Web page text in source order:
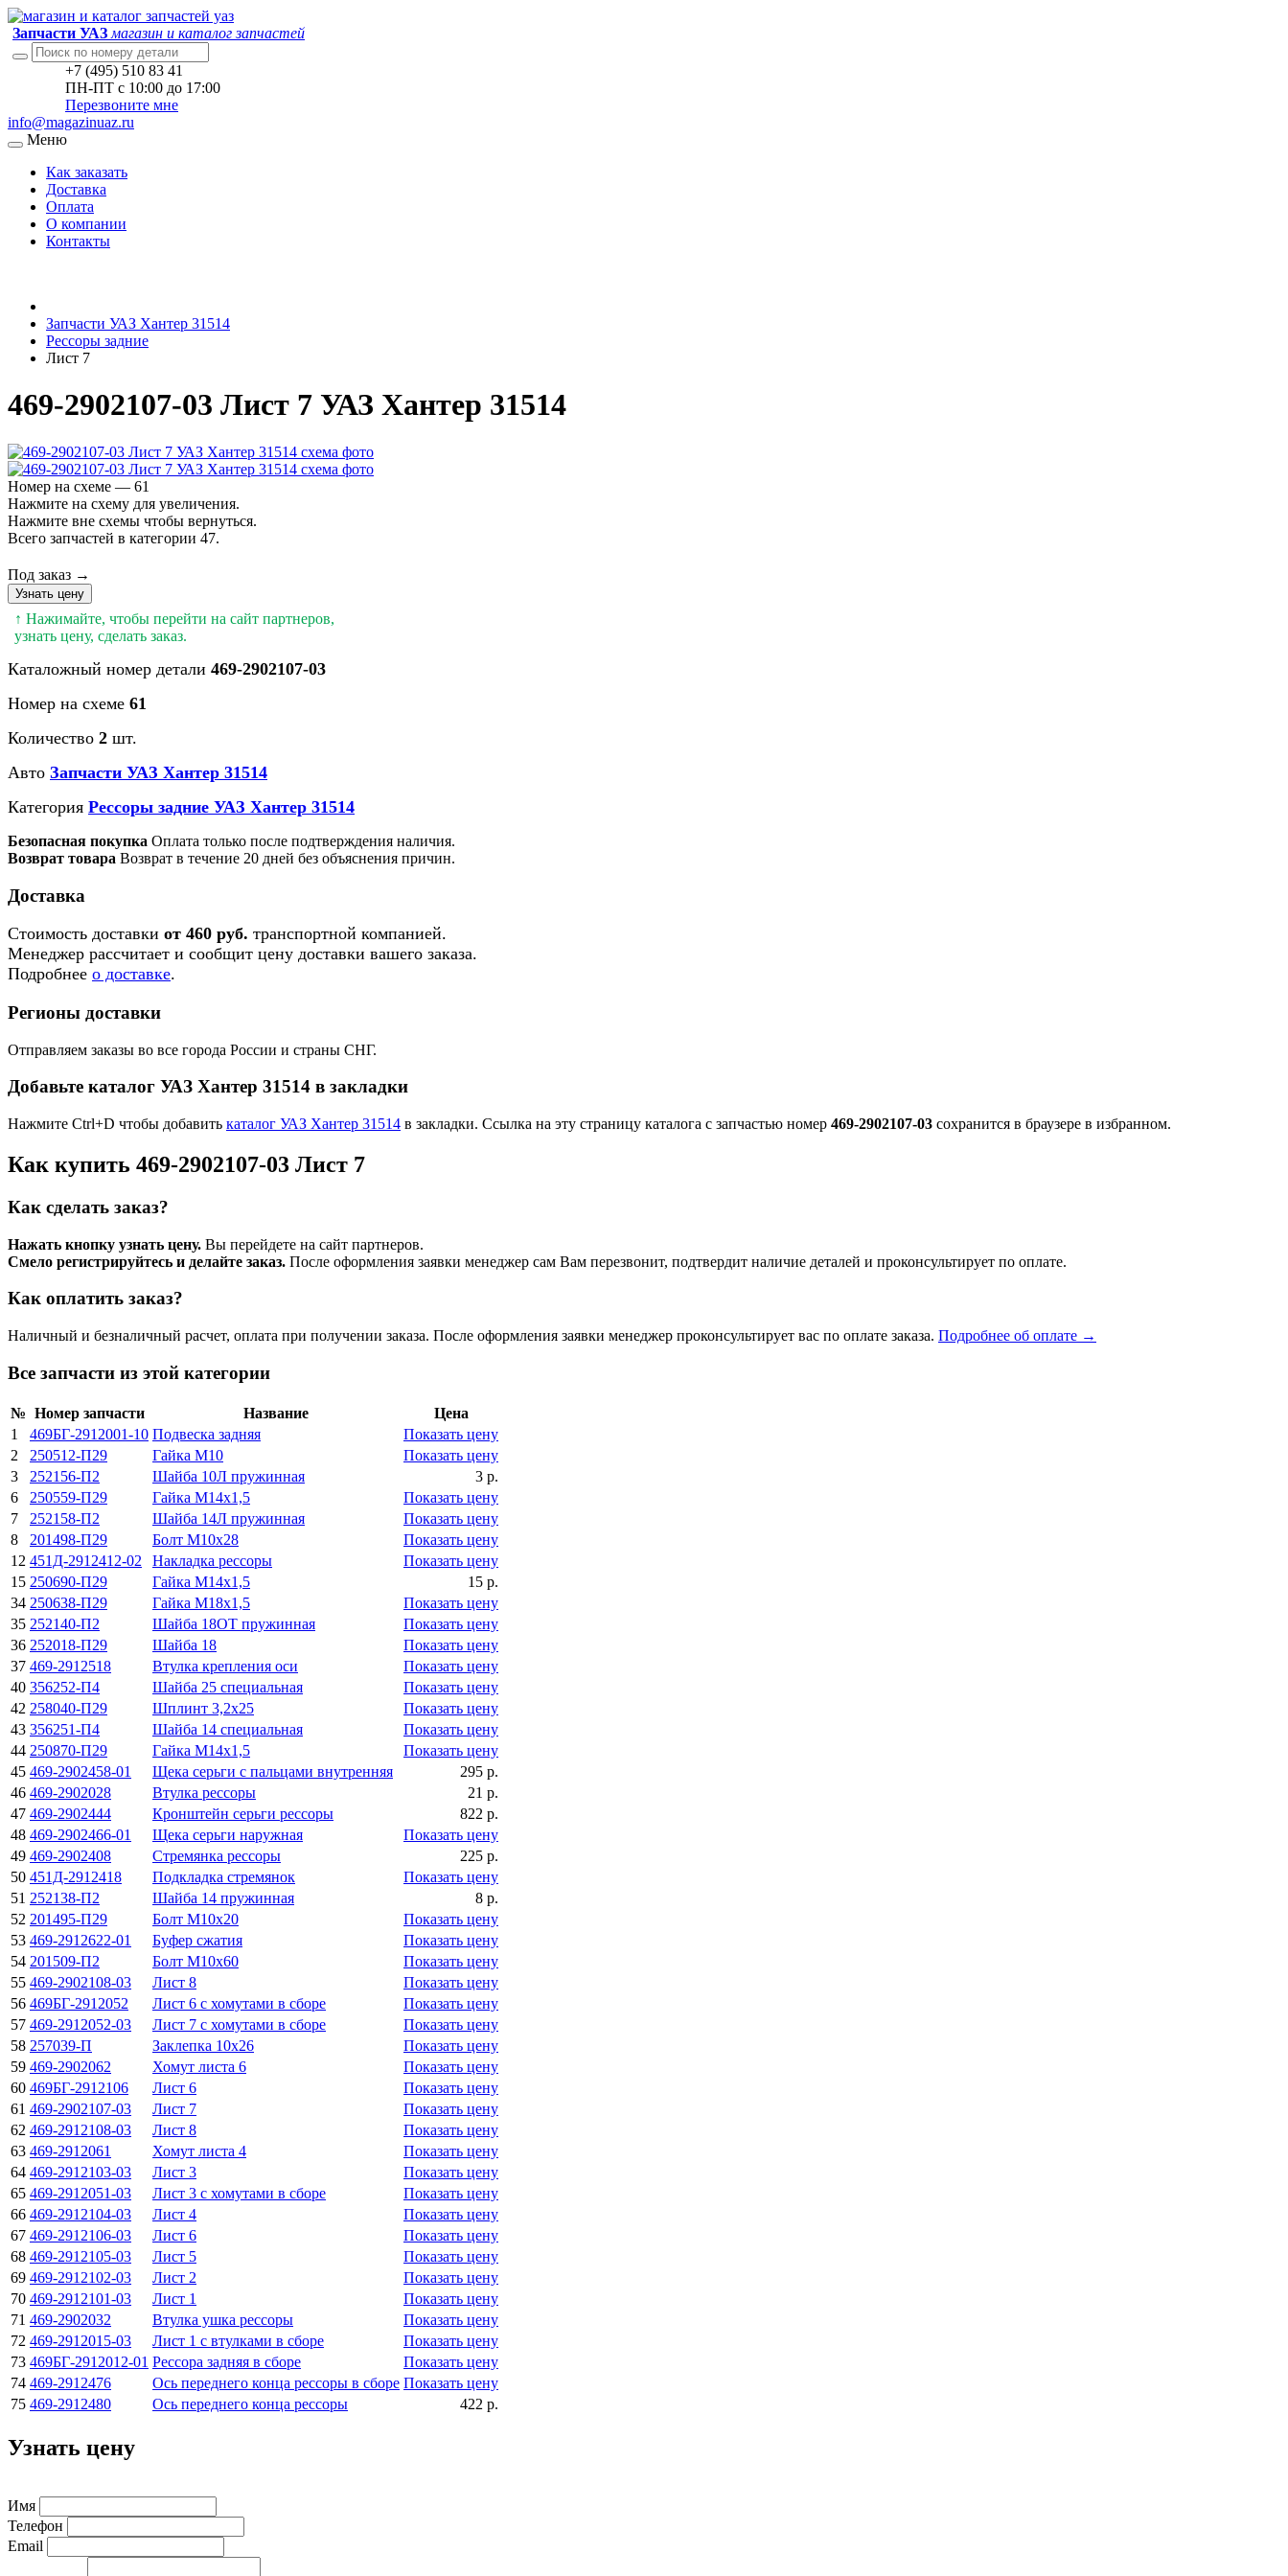
Запчасти УАЗ магазин и каталог запчастей
+7 (495) 510 83 41
ПН-ПТ с 10:00 до 17:00
Перезвоните мне
info@magazinuaz.ru
Меню
Как заказать
Доставка
Оплата
О компании
Контакты
Запчасти УАЗ Хантер 31514
Рессоры задние
Лист 7
469-2902107-03 Лист 7 УАЗ Хантер 31514
Номер на схеме — 61
Нажмите на схему для увеличения.
Нажмите вне схемы чтобы вернуться.
Всего запчастей в категории 47.
Под заказ →
Узнать цену
↑ Нажимайте, чтобы перейти на сайт партнеров,
узнать цену, сделать заказ.
Каталожный номер детали 469-2902107-03
Номер на схеме 61
Количество 2 шт.
Авто Запчасти УАЗ Хантер 31514
Категория Рессоры задние УАЗ Хантер 31514
Безопасная покупка Оплата только после подтверждения наличия.
Возврат товара Возврат в течение 20 дней без объяснения причин.
Доставка
Стоимость доставки от 460 руб. транспортной компанией.
Менеджер рассчитает и сообщит цену доставки вашего заказа.
Подробнее о доставке.
Регионы доставки
Отправляем заказы во все города России и страны СНГ.
Добавьте каталог УАЗ Хантер 31514 в закладки
Нажмите Ctrl+D чтобы добавить каталог УАЗ Хантер 31514 в закладки. Ссылка на эту страницу каталога с запчастью номер 469-2902107-03 сохранится в браузере в избранном.
Как купить 469-2902107-03 Лист 7
Как сделать заказ?
Нажать кнопку узнать цену. Вы перейдете на сайт партнеров.
Смело регистрируйтесь и делайте заказ. После оформления заявки менеджер сам Вам перезвонит, подтвердит наличие деталей и проконсультирует по оплате.
Как оплатить заказ?
Наличный и безналичный расчет, оплата при получении заказа. После оформления заявки менеджер проконсультирует вас по оплате заказа. Подробнее об оплате →
Все запчасти из этой категории
№ Номер запчасти Название
Цена
1
469БГ-2912001-10 Подвеска задняя
Показать цену
2
250512-П29 Гайка М10
Показать цену
3
252156-П2 Шайба 10Л пружинная
3 р.
6
250559-П29 Гайка М14х1,5
Показать цену
7
252158-П2 Шайба 14Л пружинная
Показать цену
8
201498-П29 Болт М10х28
Показать цену
12 451Д-2912412-02 Накладка рессоры
Показать цену
15 250690-П29 Гайка М14х1,5
15 р.
34 250638-П29 Гайка М18х1,5
Показать цену
35 252140-П2 Шайба 18ОТ пружинная
Показать цену
36 252018-П29 Шайба 18
Показать цену
37 469-2912518 Втулка крепления оси
Показать цену
40 356252-П4 Шайба 25 специальная
Показать цену
42 258040-П29 Шплинт 3,2х25
Показать цену
43 356251-П4 Шайба 14 специальная
Показать цену
44 250870-П29 Гайка М14х1,5
Показать цену
45 469-2902458-01 Щека серьги с пальцами внутренняя
295 р.
46 469-2902028 Втулка рессоры
21 р.
47 469-2902444 Кронштейн серьги рессоры
822 р.
48 469-2902466-01 Щека серьги наружная
Показать цену
49 469-2902408 Стремянка рессоры
225 р.
50 451Д-2912418 Подкладка стремянок
Показать цену
51 252138-П2 Шайба 14 пружинная
8 р.
52 201495-П29 Болт М10х20
Показать цену
53 469-2912622-01 Буфер сжатия
Показать цену
54 201509-П2 Болт М10х60
Показать цену
55 469-2902108-03 Лист 8
Показать цену
56 469БГ-2912052 Лист 6 с хомутами в сборе
Показать цену
57 469-2912052-03 Лист 7 с хомутами в сборе
Показать цену
58 257039-П Заклепка 10х26
Показать цену
59 469-2902062 Хомут листа 6
Показать цену
60 469БГ-2912106 Лист 6
Показать цену
61 469-2902107-03 Лист 7
Показать цену
62 469-2912108-03 Лист 8
Показать цену
63 469-2912061 Хомут листа 4
Показать цену
64 469-2912103-03 Лист 3
Показать цену
65 469-2912051-03 Лист 3 с хомутами в сборе
Показать цену
66 469-2912104-03 Лист 4
Показать цену
67 469-2912106-03 Лист 6
Показать цену
68 469-2912105-03 Лист 5
Показать цену
69 469-2912102-03 Лист 2
Показать цену
70 469-2912101-03 Лист 1
Показать цену
71 469-2902032 Втулка ушка рессоры
Показать цену
72 469-2912015-03 Лист 1 с втулками в сборе
Показать цену
73 469БГ-2912012-01 Рессора задняя в сборе
Показать цену
74 469-2912476 Ось переднего конца рессоры в сборе Показать цену
75 469-2912480 Ось переднего конца рессоры 422 р.
Узнать цену
Имя
Телефон
Email